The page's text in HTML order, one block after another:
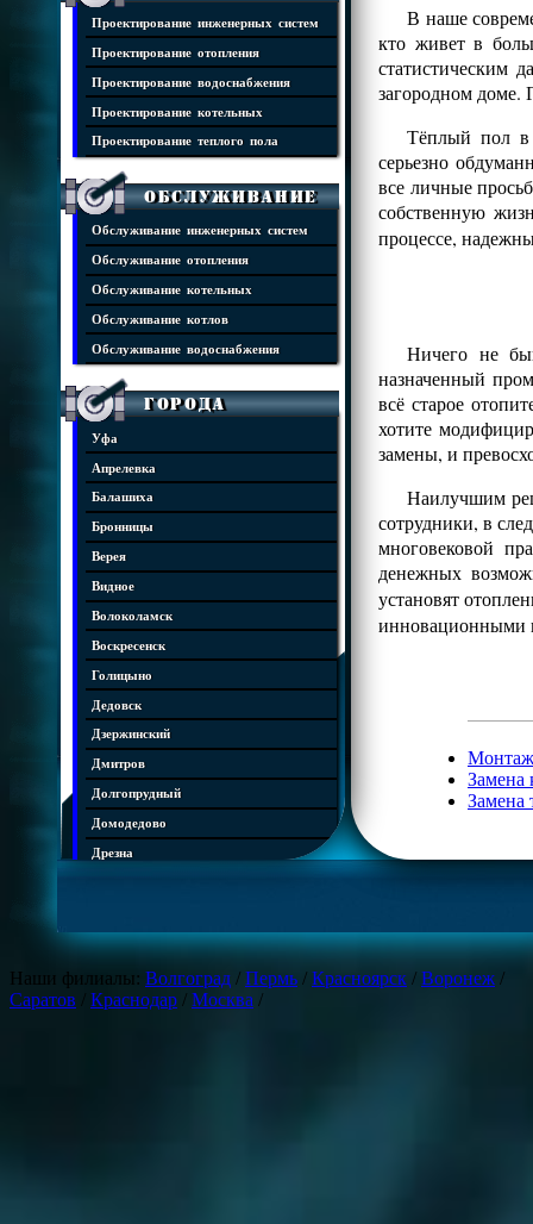
Проектирование инженерных систем
Проектирование отопления
Проектирование водоснабжения
Проектирование котельных
Проектирование теплого пола
Обслуживание
Обслуживание инженерных систем
Обслуживание отопления
Обслуживание котельных
Обслуживание котлов
Обслуживание водоснабжения
Города
Уфа
Апрелевка
Балашиха
Бронницы
Верея
Видное
Волоколамск
Воскресенск
Голицыно
Дедовск
Дзержинский
Дмитров
Долгопрудный
Домодедово
Дрезна
Железнодорожный
Жуковский
Зарайск
В наше
кто живет в
статистическим
загородном доме.
Тёплый пол в
серьезно
все личные
собственную
процессе,
Ничего не
назначенный
всё старое
хотите
замены, и
Наилучшим
сотрудники, в
многовековой
денежных
установят
Монтаж
Замена
Замена
Наши филиалы: Волгоград / Пермь / Красноярск / Воронеж /
Саратов
Краснодар / Москва /